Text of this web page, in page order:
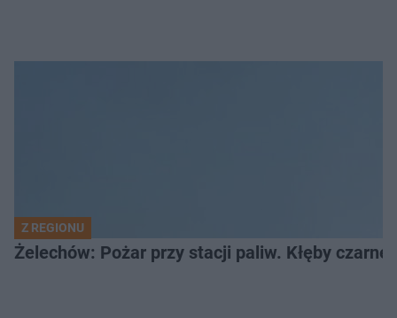
Z REGIONU
Żelechów: Pożar przy stacji paliw. Kłęby